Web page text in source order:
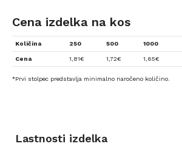
Cena izdelka na kos
Količina 250 500 1000
Cena 1,81€ 1,72€ 1,65€
*Prvi stolpec predstavlja minimalno naročeno količino.
Lastnosti izdelka